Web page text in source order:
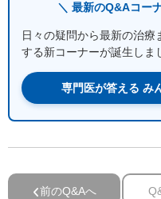
＼ 最新のQ&Aコー
日々の疑問から最新の治療
する新コーナーが誕生しま
専門医が答える み
前のQ&Aへ